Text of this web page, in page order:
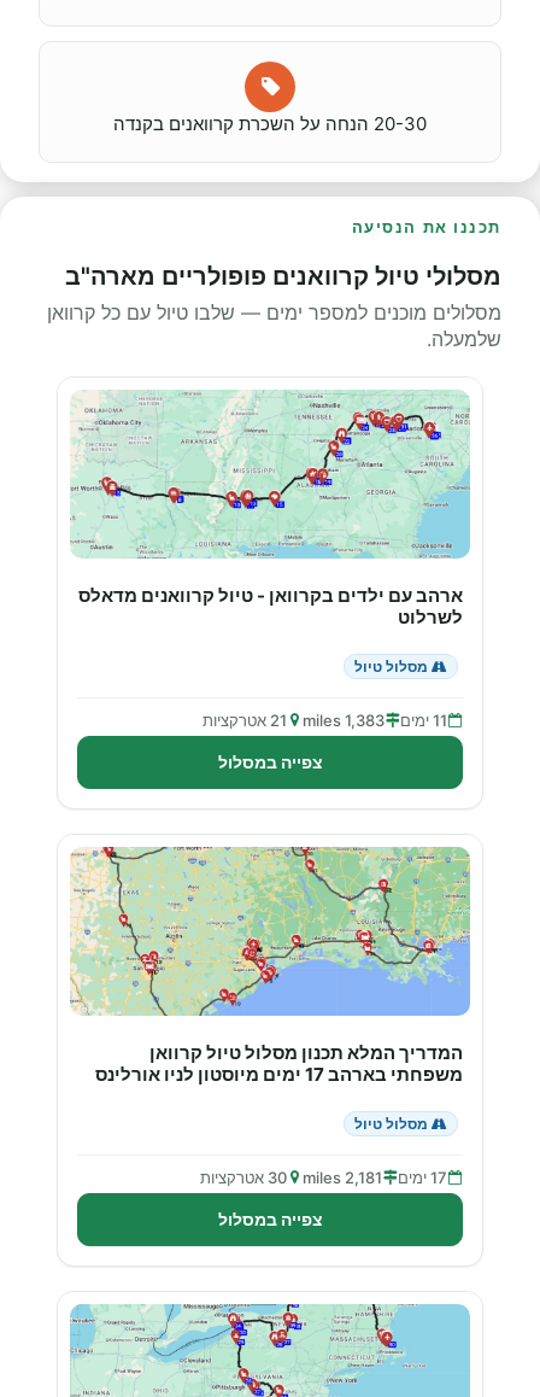
20-30 הנחה על השכרת קרוואנים בקנדה
תכננו את הנסיעה
מסלולי טיול קרוואנים פופולריים מארה"ב
מסלולים מוכנים למספר ימים — שלבו טיול עם כל קרוואן
שלמעלה.
ארהב עם ילדים בקרוואן - טיול קרוואנים מדאלס
לשרלוט
מסלול טיול
11 ימים 1,383 miles 21 אטרקציות
צפייה במסלול
המדריך המלא תכנון מסלול טיול קרוואן
משפחתי בארהב 17 ימים מיוסטון לניו אורלינס
מסלול טיול
17 ימים 2,181 miles 30 אטרקציות
צפייה במסלול